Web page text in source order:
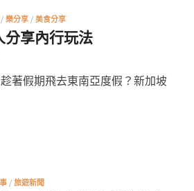
/ 樂分享 / 美食分享
分享內行玩法
著假期飛去東南亞度假？新加坡
/ 旅遊新聞